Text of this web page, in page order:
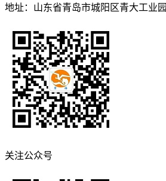
地址：山东省青岛市城阳区青大工业园
关注公众号